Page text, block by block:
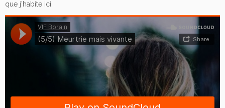
que j’habite ici…